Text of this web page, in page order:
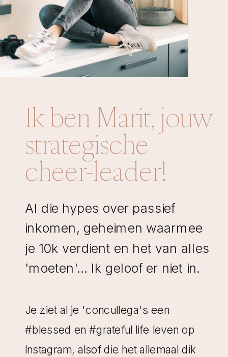
Ik ben Marit, jouw
strategische
cheer-leader!
Je ziet al je 'concullega's een
#blessed en #grateful life leven op
Instagram, alsof die het allemaal dik
Al die hypes over passief
inkomen, geheimen waarmee
je 10k verdient en het van alles
'moeten'... Ik geloof er niet in.